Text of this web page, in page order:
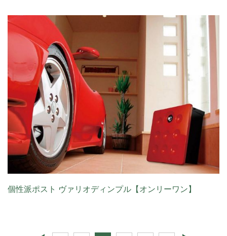
個性派ポスト ヴァリオディンプル【オンリーワン】